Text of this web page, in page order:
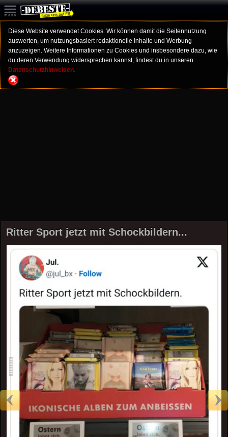
Diese Website verwendet Cookies. Wir können damit die Seitennutzung
auswerten, um nutzungsbasiert redaktionelle Inhalte und Werbung
anzuzeigen. Weitere Informationen zu Cookies und insbesondere dazu, wie
du deren Verwendung widersprechen kannst, findest du in unseren
Datenschutzhinweisen.
Ritter Sport jetzt mit Schockbildern...